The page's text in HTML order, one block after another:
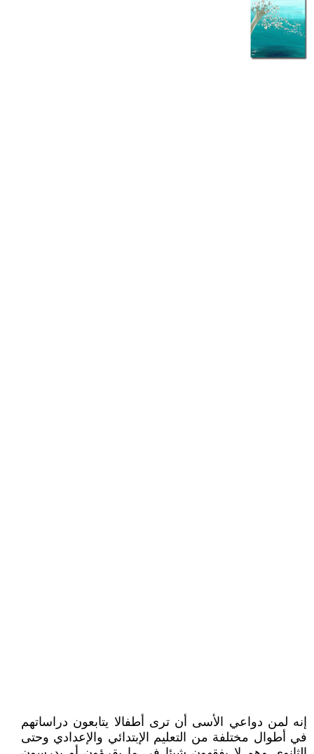
إنه لمن دواعي الأسى أن ترى أطفالا يتابعون دراساتهم
في أطوال مختلفة من التعليم الإبتدائي والإعدادي وحتى